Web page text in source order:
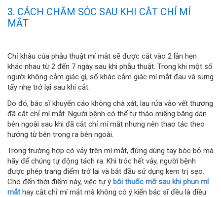
3. CÁCH CHĂM SÓC SAU KHI CẮT CHỈ MÍ
MẮT
Chỉ khâu của phẫu thuật mí mắt sẽ được cắt vào 2 lần hẹn
khác nhau từ 2 đến 7 ngày sau khi phẫu thuật. Trong khi một số
người không cảm giác gì, số khác cảm giác mí mắt đau và sưng
tấy nhẹ trở lại sau khi cắt.
Do đó, bác sĩ khuyến cáo không chà xát, lau rửa vào vết thương
đã cắt chỉ mí mắt. Người bệnh có thể tự tháo miếng băng dán
bên ngoài sau khi đã cắt chỉ mí mắt nhưng nên thao tác theo
hướng từ bên trong ra bên ngoài.
Trong trường hợp có vảy trên mí mắt, đừng dùng tay bóc bỏ mà
hãy để chúng tự động tách ra. Khi tróc hết vảy, người bệnh
được phép trang điểm trở lại và bắt đầu sử dụng kem trị sẹo.
Cho đến thời điểm này, việc tự ý bôi thuốc mỡ sau khi phun mí
mắthay cắt chỉ mí mắt mà không có ý kiến bác sĩ đều là điều